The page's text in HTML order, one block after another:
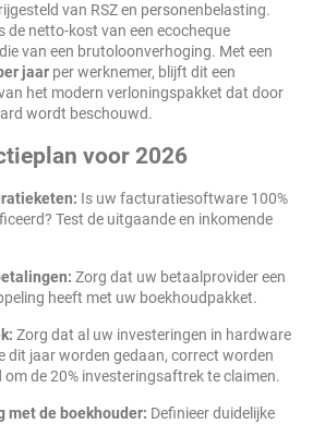
van RSZ en personenbelasting.
de netto-kost van een ecocheque
van een brutoloonverhoging. Met een
jaar per werknemer, blijft dit een
het modern verloningspakket dat door
wordt beschouwd.
voor 2026
Is uw facturatiesoftware 100%
Test de uitgaande en inkomende
Zorg dat uw betaalprovider een
heeft met uw boekhoudpakket.
Zorg dat al uw investeringen in hardware
dit jaar worden gedaan, correct worden
om de 20% investeringsaftrek te claimen.
met de boekhouder: Definieer duidelijke